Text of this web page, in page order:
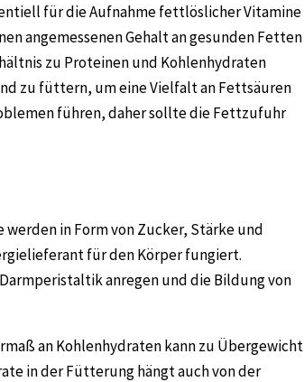
für die Aufnahme fettlöslicher Vitamine
angemessenen Gehalt an gesunden Fetten
zu Proteinen und Kohlenhydraten
zu füttern, um eine Vielfalt an Fettsäuren
führen, daher sollte die Fettzufuhr
in Form von Zucker, Stärke und
für den Körper fungiert.
anregen und die Bildung von
an Kohlenhydraten kann zu Übergewicht
in der Fütterung hängt auch von der